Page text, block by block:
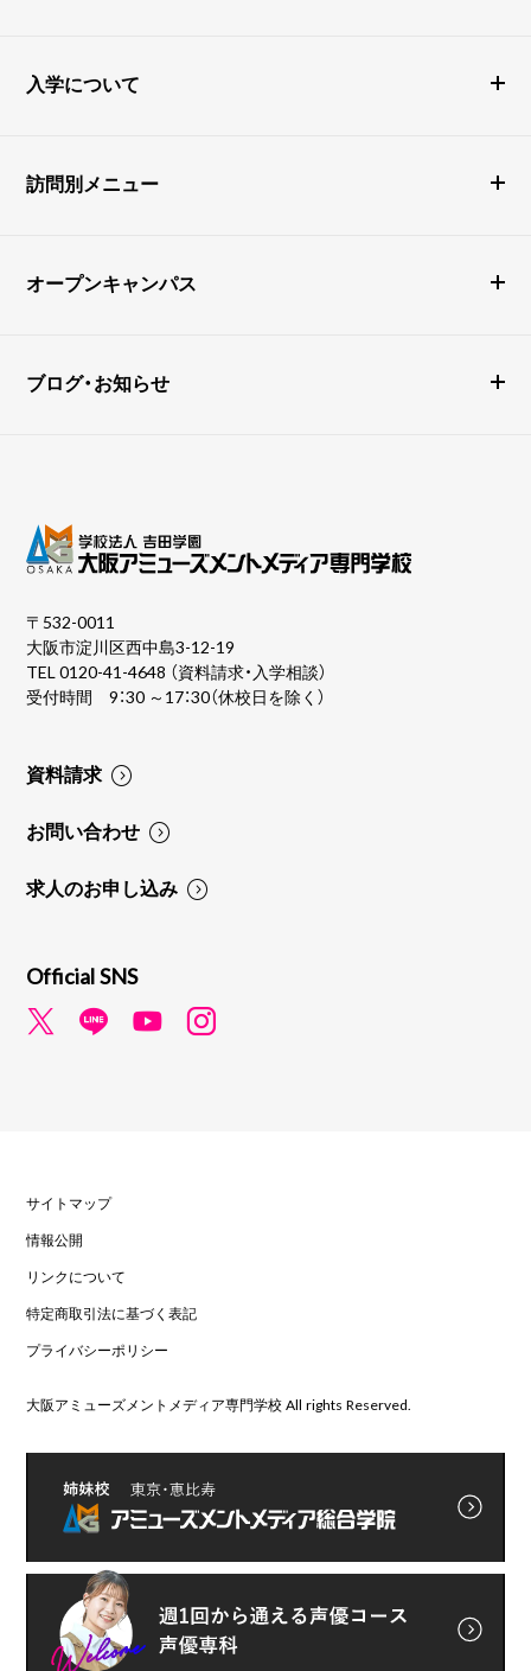
入学について
訪問別メニュー
オープンキャンパス
ブログ・お知らせ
〒532-0011
大阪市淀川区西中島3-12-19
TEL0120-41-4648 （資料請求・入学相談）
受付時間 9：30 ～17：30（休校日を除く）
資料請求
お問い合わせ
求人のお申し込み
Official SNS
サイトマップ
情報公開
リンクについて
特定商取引法に基づく表記
プライバシーポリシー
大阪アミューズメントメディア専門学校 All rights Reserved.